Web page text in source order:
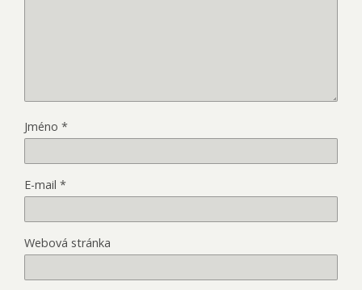
Jméno *
E-mail *
Webová stránka